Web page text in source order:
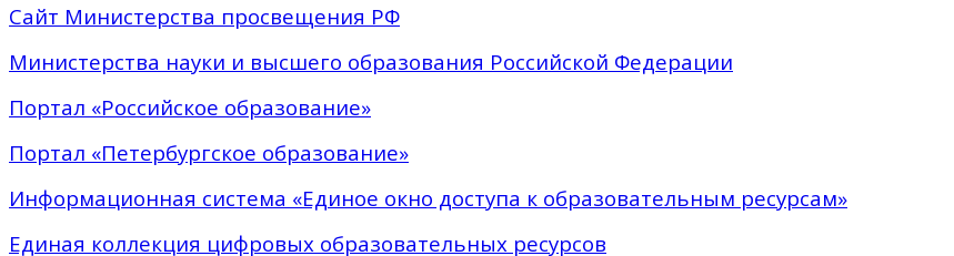
Сайт Министерства просвещения РФ
Министерства науки и высшего образования Российской Федерации
Портал «Российское образование»
Портал «Петербургское образование»
Информационная система «Единое окно доступа к образовательным ресурсам»
Единая коллекция цифровых образовательных ресурсов